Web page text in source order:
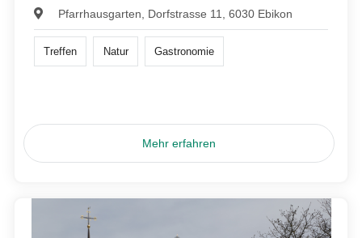
Pfarrhausgarten, Dorfstrasse 11, 6030 Ebikon
Treffen Natur Gastronomie
Mehr erfahren